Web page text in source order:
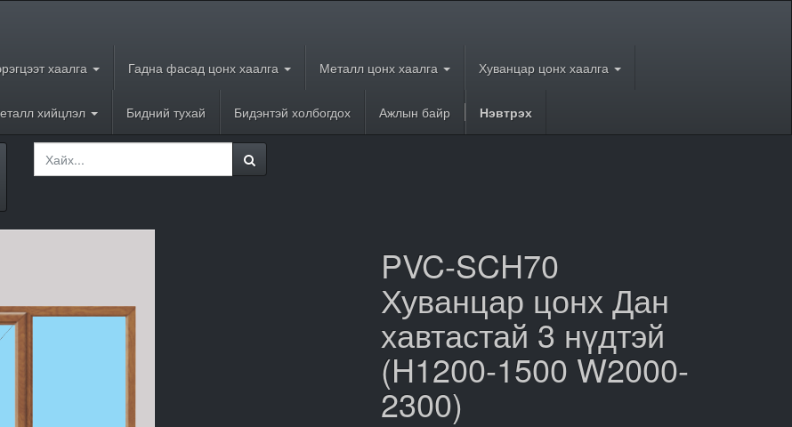
хаалга Гадна фасад цонх хаалга Металл цонх хаалга Хуванцар цонх хаалга
хийцлэл Бидний тухай Бидэнтэй холбогдох Ажлын байр Нэвтрэх
PVC-SCH70
Хуванцар цонх Дан
хавтастай 3 нүдтэй
(H1200-1500 W2000-
2300)